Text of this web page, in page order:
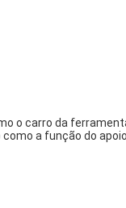
o carro da
a função do